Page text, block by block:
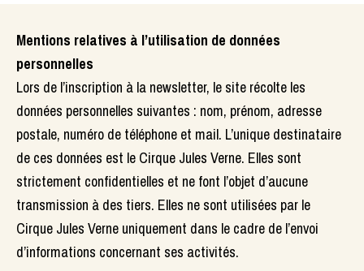
Mentions relatives à l’utilisation de données
personnelles
Lors de l’inscription à la newsletter, le site récolte les
données personnelles suivantes : nom, prénom, adresse
postale, numéro de téléphone et mail. L’unique destinataire
de ces données est le Cirque Jules Verne. Elles sont
strictement confidentielles et ne font l’objet d’aucune
transmission à des tiers. Elles ne sont utilisées par le
Cirque Jules Verne uniquement dans le cadre de l’envoi
d’informations concernant ses activités.